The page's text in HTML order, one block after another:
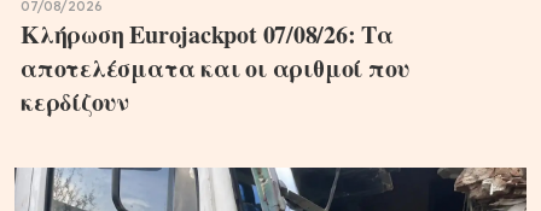
07/08/2026
Κλήρωση Eurojackpot 07/08/26: Τα
αποτελέσματα και οι αριθμοί που
κερδίζουν